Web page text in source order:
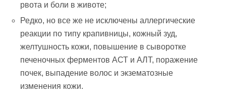
рвота и боли в животе;
Редко, но все же не исключены аллергические
реакции по типу крапивницы, кожный зуд,
желтушность кожи, повышение в сыворотке
печеночных ферментов АСТ и АЛТ, поражение
почек, выпадение волос и экзематозные
изменения кожи.